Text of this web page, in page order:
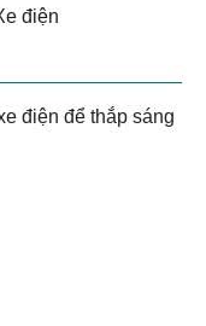
xe điện
điện để thắp sáng